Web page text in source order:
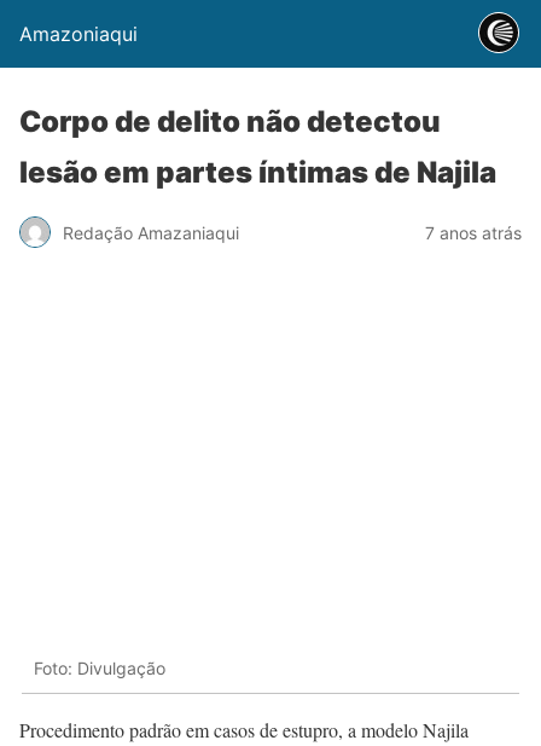
Amazoniaqui
Corpo de delito não detectou
lesão em partes íntimas de Najila
Redação Amazaniaqui 7 anos atrás
Foto: Divulgação
Procedimento padrão em casos de estupro, a modelo Najila